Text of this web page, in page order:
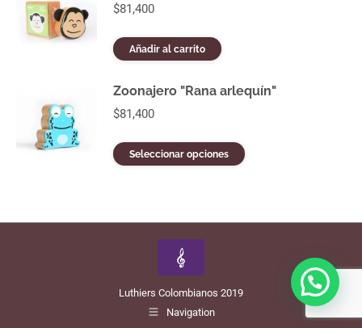
$81,400
Añadir al carrito
Zoonajero "Rana arlequín"
$81,400
Seleccionar opciones
Este
Luthiers Colombianos 2019
Navigation